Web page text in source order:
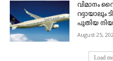
വിമാനം
റദ്ദായാലും
പുതിയ
August 25,
Load